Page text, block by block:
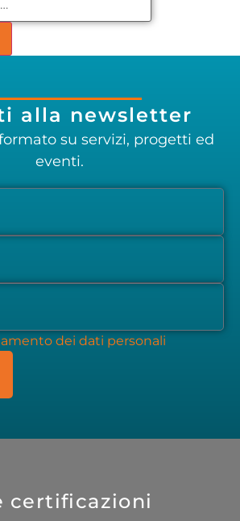
alla newsletter
su servizi, progetti ed
eventi.
dei dati personali
certificazioni